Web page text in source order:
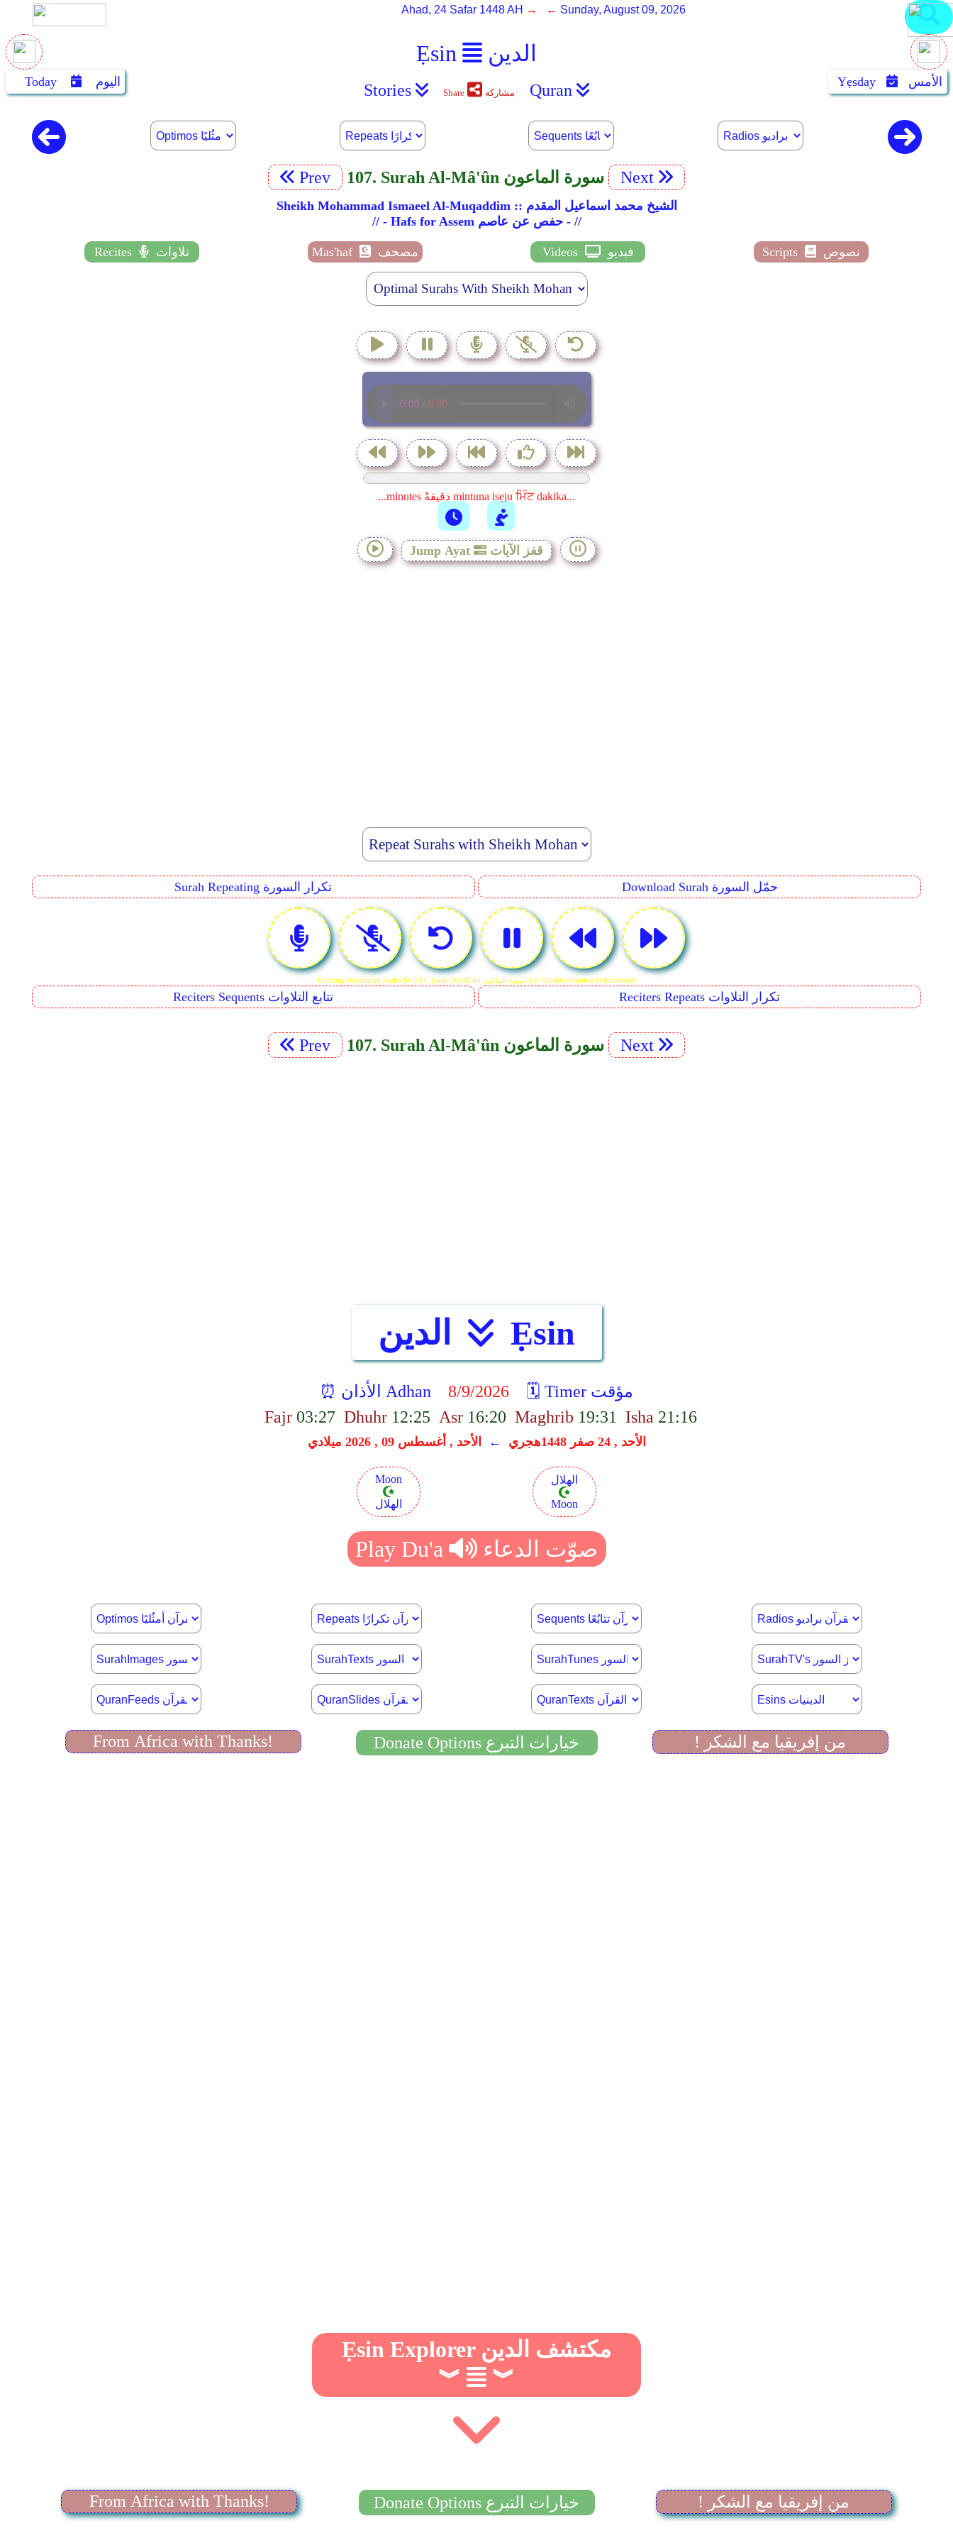
Ẹsin الدين
Ahad, 24 Safar 1448 AH → ← Sunday, August 09, 2026
Today اليوم Yẹsday الأمس Stories Share مشاركة Quran
Prev 107. Surah Al-Mâ'ûn سورة الماعون Next
Sheikh Mohammad Ismaeel Al-Muqaddim :: الشيخ محمد اسماعيل المقدم
// - Hafs for Assem حفص عن عاصم - //
Recites تلاوات Mas'haf مصحف Videos فيديو Scripts نصوص
...minutes دقيقةً mintuna isẹju ਮਿੰਟ dakika...
Jump Ayat قفز الآيات
Surah Repeating تكرار السورة Download Surah حمّل السورة
Reciting Murattalah Audio for 107. Surah Al-Mâ'ûn سورة الماعون N.B *Surah Includes Al-Basmalah
Reciters Sequents تتابع التلاوات Reciters Repeats تكرار التلاوات
Prev 107. Surah Al-Mâ'ûn سورة الماعون Next
Ẹsin
Ẹsin Explorer مكتشف الدين
︾
︾
From Africa with Thanks! Donate Options خيارات التبرع ! من إفريقيا مع الشكر